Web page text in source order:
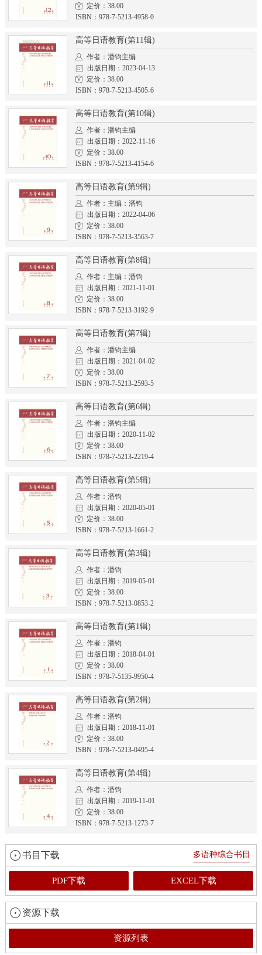
定价：38.00
ISBN：978-7-5213-4958-0
高等日语教育(第11辑)
作者：潘钧主编
出版日期：2023-04-13
定价：38.00
ISBN：978-7-5213-4505-6
高等日语教育(第10辑)
作者：潘钧主编
出版日期：2022-11-16
定价：38.00
ISBN：978-7-5213-4154-6
高等日语教育(第9辑)
作者：主编：潘钧
出版日期：2022-04-06
定价：38.00
ISBN：978-7-5213-3563-7
高等日语教育(第8辑)
作者：主编：潘钧
出版日期：2021-11-01
定价：38.00
ISBN：978-7-5213-3192-9
高等日语教育(第7辑)
作者：潘钧主编
出版日期：2021-04-02
定价：38.00
ISBN：978-7-5213-2593-5
高等日语教育(第6辑)
作者：潘钧主编
出版日期：2020-11-02
定价：38.00
ISBN：978-7-5213-2219-4
高等日语教育(第5辑)
作者：潘钧
出版日期：2020-05-01
定价：38.00
ISBN：978-7-5213-1661-2
高等日语教育(第3辑)
作者：潘钧
出版日期：2019-05-01
定价：38.00
ISBN：978-7-5213-0853-2
高等日语教育(第1辑)
作者：潘钧
出版日期：2018-04-01
定价：38.00
ISBN：978-7-5135-9950-4
高等日语教育(第2辑)
作者：潘钧
出版日期：2018-11-01
定价：38.00
ISBN：978-7-5213-0495-4
高等日语教育(第4辑)
作者：潘钧
出版日期：2019-11-01
定价：38.00
ISBN：978-7-5213-1273-7
书目下载 多语种综合书目
PDF下载 EXCEL下载
资源下载
资源列表